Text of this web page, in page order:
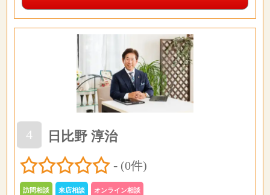
4
日比野 淳治
- (0件)
訪問相談 来店相談 オンライン相談